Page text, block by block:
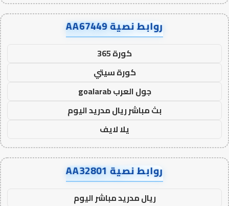
روابط نصية AA67449
كورة 365
كورة سيتي
جول العرب goalarab
بث مباشر ريال مدريد اليوم
يلا لايف
روابط نصية AA32801
ريال مدريد مباشر اليوم